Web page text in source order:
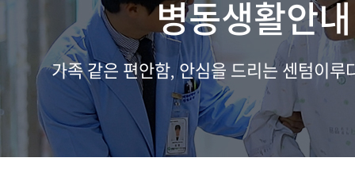
병동생활안내
가족 같은 편안함, 안심을 드리는 센텀이루